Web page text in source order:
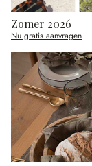
Zomer 2026
Nu gratis aanvragen